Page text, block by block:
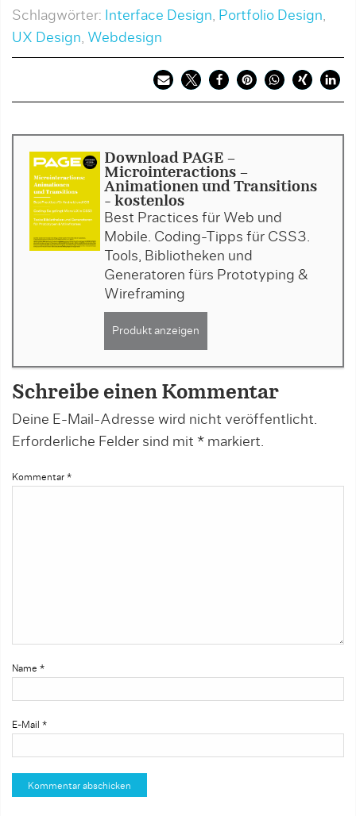
Schlagwörter: Interface Design, Portfolio Design,
UX Design, Webdesign
Download PAGE -
Microinteractions -
Animationen und Transitions
- kostenlos
Best Practices für Web und
Mobile. Coding-Tipps für CSS3.
Tools, Bibliotheken und
Generatoren fürs Prototyping &
Wireframing
Produkt anzeigen
Schreibe einen Kommentar
Deine E-Mail-Adresse wird nicht veröffentlicht.
Erforderliche Felder sind mit * markiert.
Kommentar *
Name *
E-Mail *